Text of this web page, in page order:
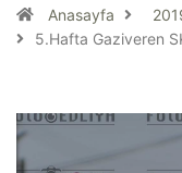
Anasayfa
5.Hafta Gaziveren